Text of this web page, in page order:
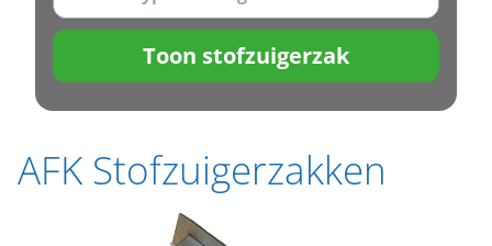
Toon stofzuigerzak
AFK Stofzuigerzakken